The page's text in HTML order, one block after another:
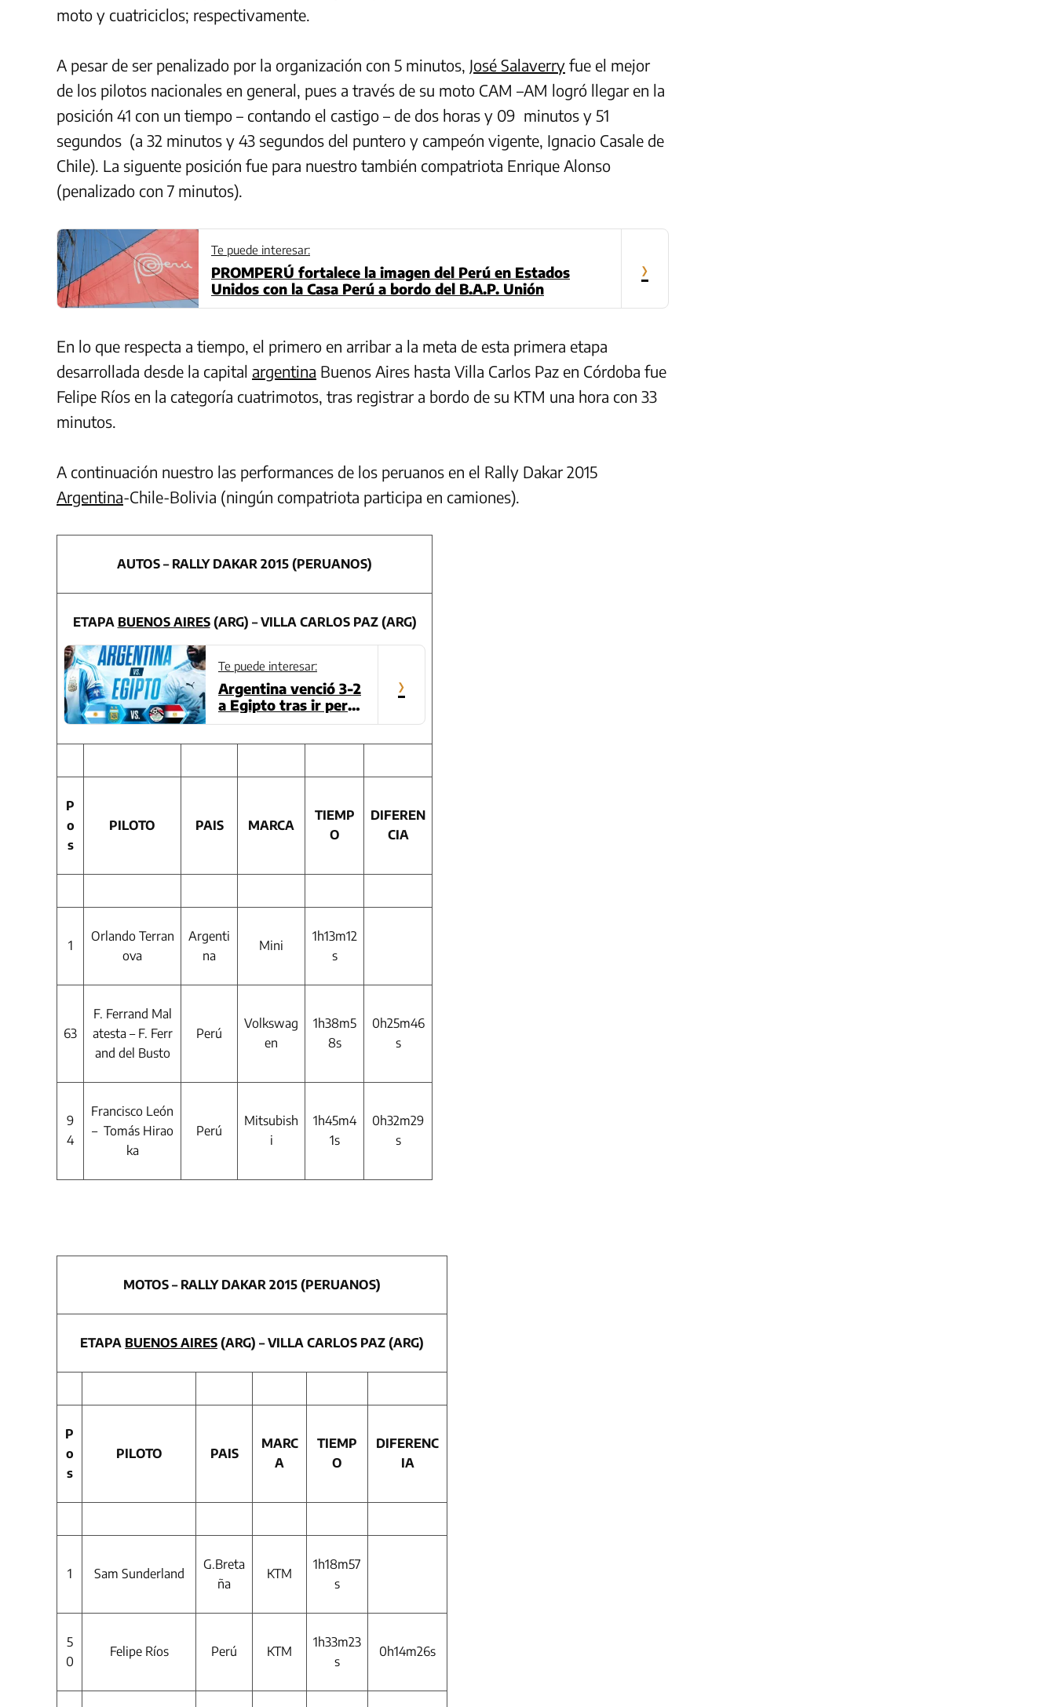
moto y cuatriciclos; respectivamente.
A pesar de ser penalizado por la organización con 5 minutos, José Salaverry fue el mejor
de los pilotos nacionales en general, pues a través de su moto CAM –AM logró llegar en la
posición 41 con un tiempo – contando el castigo – de dos horas y 09 minutos y 51
segundos (a 32 minutos y 43 segundos del puntero y campeón vigente, Ignacio Casale de
Chile). La siguente posición fue para nuestro también compatriota Enrique Alonso
(penalizado con 7 minutos).
Te puede interesar:
PROMPERÚ fortalece la imagen del Perú en Estados
Unidos con la Casa Perú a bordo del B.A.P. Unión
›
En lo que respecta a tiempo, el primero en arribar a la meta de esta primera etapa
desarrollada desde la capital argentina Buenos Aires hasta Villa Carlos Paz en Córdoba fue
Felipe Ríos en la categoría cuatrimotos, tras registrar a bordo de su KTM una hora con 33
minutos.
A continuación nuestro las performances de los peruanos en el Rally Dakar 2015
Argentina-Chile-Bolivia (ningún compatriota participa en camiones).
AUTOS – RALLY DAKAR 2015 (PERUANOS)
ETAPA BUENOS AIRES(ARG) – VILLA CARLOS PAZ (ARG)
Te puede interesar:
Argentina venció 3-2
a Egipto tras ir perdi
endo en el minuto 7
›
P
o
s
PILOTO PAIS MARCA
TIEMP
O
DIFEREN
CIA
1
Orlando Terran
ova
Argenti
na
Mini
1h13m12
s
63
F. Ferrand Mal
atesta – F. Ferr
and del Busto
Perú
Volkswag
en
1h38m5
8s
0h25m46
s
9
4
Francisco León
– Tomás Hirao
ka
Perú
Mitsubish
i
1h45m4
1s
0h32m29
s
MOTOS – RALLY DAKAR 2015 (PERUANOS)
ETAPA BUENOS AIRES (ARG) – VILLA CARLOS PAZ (ARG)
P
o
s
PILOTO PAIS
MARC
A
TIEMP
O
DIFERENC
IA
1 Sam Sunderland
G.Breta
ña
KTM
1h18m57
s
5
0
Felipe Ríos Perú KTM
1h33m23
s
0h14m26s